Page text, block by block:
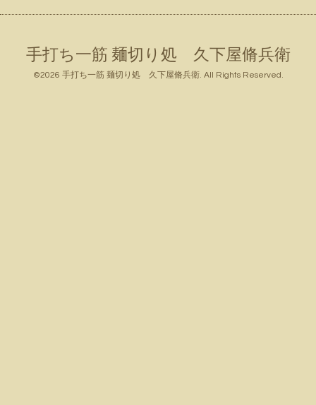
手打ち一筋 麺切り処 久下屋脩兵衛
©2026 手打ち一筋 麺切り処 久下屋脩兵衛. All Rights Reserved.